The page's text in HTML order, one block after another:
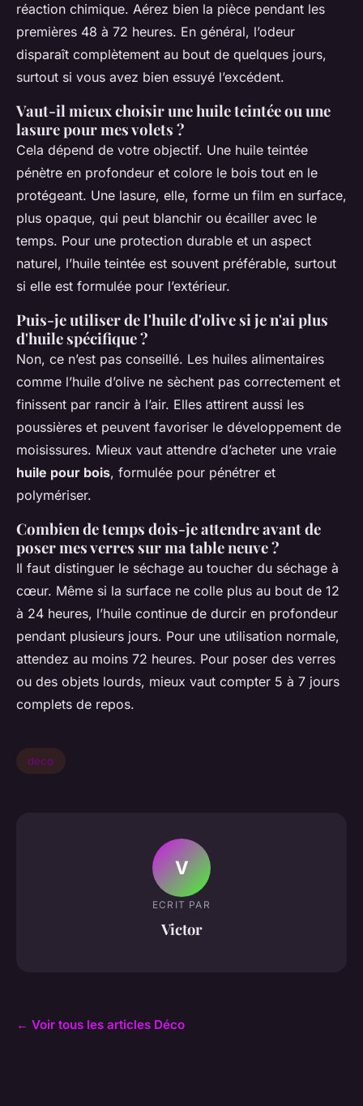
réaction chimique. Aérez bien la pièce pendant les
premières 48 à 72 heures. En général, l’odeur
disparaît complètement au bout de quelques jours,
surtout si vous avez bien essuyé l’excédent.
Vaut-il mieux choisir une huile teintée ou une
lasure pour mes volets ?
Cela dépend de votre objectif. Une huile teintée
pénètre en profondeur et colore le bois tout en le
protégeant. Une lasure, elle, forme un film en surface,
plus opaque, qui peut blanchir ou écailler avec le
temps. Pour une protection durable et un aspect
naturel, l’huile teintée est souvent préférable, surtout
si elle est formulée pour l’extérieur.
Puis-je utiliser de l'huile d'olive si je n'ai plus
d'huile spécifique ?
Non, ce n’est pas conseillé. Les huiles alimentaires
comme l’huile d’olive ne sèchent pas correctement et
finissent par rancir à l’air. Elles attirent aussi les
poussières et peuvent favoriser le développement de
moisissures. Mieux vaut attendre d’acheter une vraie
huile pour bois, formulée pour pénétrer et
polymériser.
Combien de temps dois-je attendre avant de
poser mes verres sur ma table neuve ?
Il faut distinguer le séchage au toucher du séchage à
cœur. Même si la surface ne colle plus au bout de 12
à 24 heures, l’huile continue de durcir en profondeur
pendant plusieurs jours. Pour une utilisation normale,
attendez au moins 72 heures. Pour poser des verres
ou des objets lourds, mieux vaut compter 5 à 7 jours
complets de repos.
deco
V
ECRIT PAR
Victor
← Voir tous les articles Déco